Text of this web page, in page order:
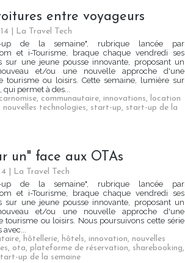
entre voyageurs
La Travel Tech
up de la semaine", rubrique lancée par
et i-Tourisme, braque chaque vendredi ses
sur une jeune pousse innovante, proposant un
et/ou une nouvelle approche d'une
tourisme ou loisirs. Cette semaine, lumière sur
qui permet à des...
carnomise, communautaire, innovations, location
nouvelles technologies, start-up, start-up de la
un" face aux OTAs
La Travel Tech
up de la semaine", rubrique lancée par
et i-Tourisme, braque chaque vendredi ses
sur une jeune pousse innovante, proposant un
et/ou une nouvelle approche d'une
tourisme ou loisirs. Nous poursuivons cette série
avec...
, hôtellerie, hôtels, innovation, nouvelles
, ota, plateforme de réservation, sharebooking,
up de la semaine